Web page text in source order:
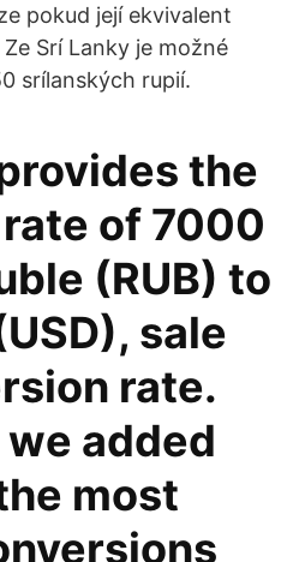
pokud její ekvivalent
Srí Lanky je možné
srílanských rupií.
the
of 7000
(RUB) to
sale
rate.
added
most